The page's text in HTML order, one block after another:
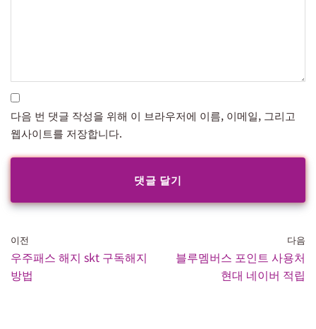
다음 번 댓글 작성을 위해 이 브라우저에 이름, 이메일, 그리고
웹사이트를 저장합니다.
이전
우주패스 해지 skt 구독해지
방법
다음
블루멤버스 포인트 사용처
현대 네이버 적립